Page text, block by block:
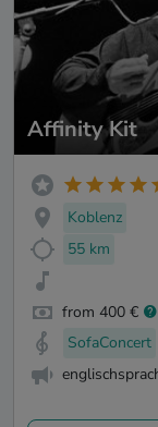
Affinity Kit
Koblenz
55 km
from 400 €
SofaConcert